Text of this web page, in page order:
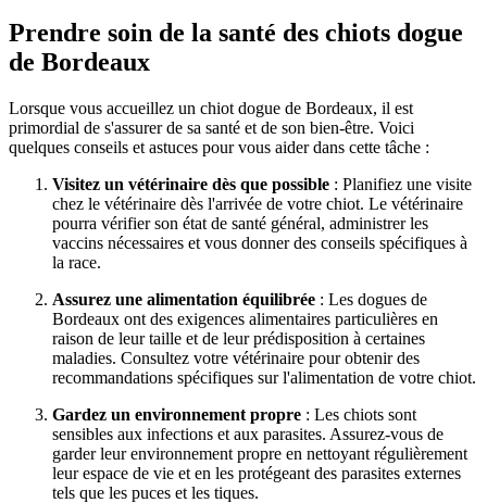
Prendre soin de la santé des chiots dogue
de Bordeaux
Lorsque vous accueillez un chiot dogue de Bordeaux, il est
primordial de s'assurer de sa santé et de son bien-être. Voici
quelques conseils et astuces pour vous aider dans cette tâche :
Visitez un vétérinaire dès que possible : Planifiez une visite
chez le vétérinaire dès l'arrivée de votre chiot. Le vétérinaire
pourra vérifier son état de santé général, administrer les
vaccins nécessaires et vous donner des conseils spécifiques à
la race.
Assurez une alimentation équilibrée : Les dogues de
Bordeaux ont des exigences alimentaires particulières en
raison de leur taille et de leur prédisposition à certaines
maladies. Consultez votre vétérinaire pour obtenir des
recommandations spécifiques sur l'alimentation de votre chiot.
Gardez un environnement propre : Les chiots sont
sensibles aux infections et aux parasites. Assurez-vous de
garder leur environnement propre en nettoyant régulièrement
leur espace de vie et en les protégeant des parasites externes
tels que les puces et les tiques.